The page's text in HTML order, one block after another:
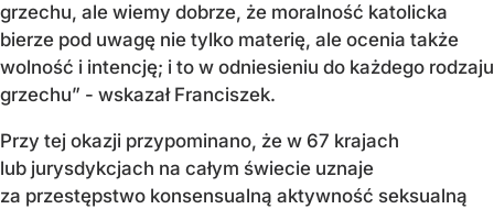
grzechu, ale wiemy dobrze, że moralność katolicka
bierze pod uwagę nie tylko materię, ale ocenia także
wolność i intencję; i to w odniesieniu do każdego rodzaju
grzechu” - wskazał Franciszek.
Przy tej okazji przypominano, że w 67 krajach
lub jurysdykcjach na całym świecie uznaje
za przestępstwo konsensualną aktywność seksualną